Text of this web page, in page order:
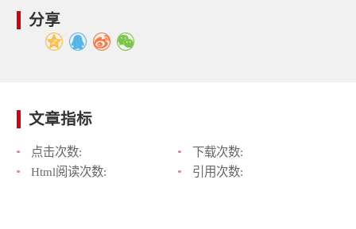
分享
文章指标
点击次数:
下载次数:
Html阅读次数:
引用次数: